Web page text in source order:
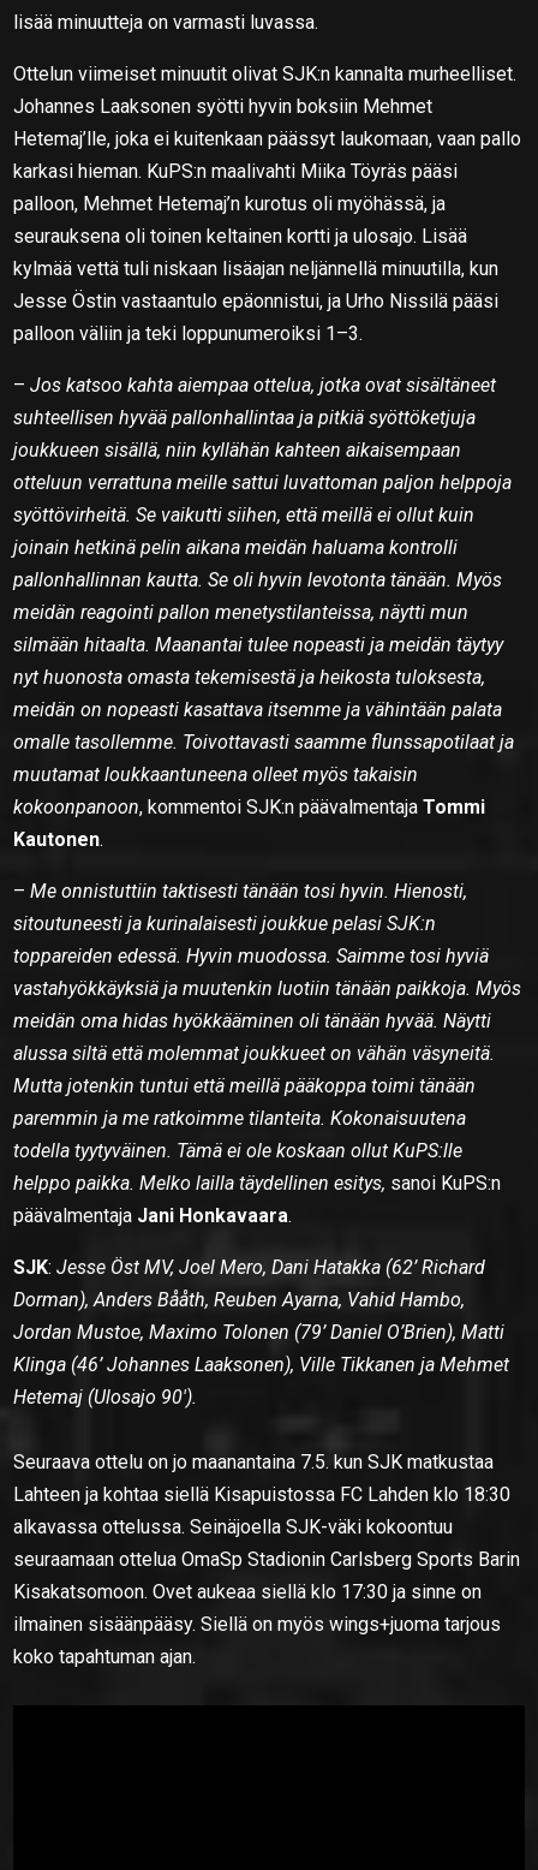
lisää minuutteja on varmasti luvassa.
Ottelun viimeiset minuutit olivat SJK:n kannalta murheelliset.
Johannes Laaksonen syötti hyvin boksiin Mehmet
Hetemaj’lle, joka ei kuitenkaan päässyt laukomaan, vaan pallo
karkasi hieman. KuPS:n maalivahti Miika Töyräs pääsi
palloon, Mehmet Hetemaj’n kurotus oli myöhässä, ja
seurauksena oli toinen keltainen kortti ja ulosajo. Lisää
kylmää vettä tuli niskaan lisäajan neljännellä minuutilla, kun
Jesse Östin vastaantulo epäonnistui, ja Urho Nissilä pääsi
palloon väliin ja teki loppunumeroiksi 1–3.
–Jos katsoo kahta aiempaa ottelua, jotka ovat sisältäneet
suhteellisen hyvää pallonhallintaa ja pitkiä syöttöketjuja
joukkueen sisällä, niin kyllähän kahteen aikaisempaan
otteluun verrattuna meille sattui luvattoman paljon helppoja
syöttövirheitä. Se vaikutti siihen, että meillä ei ollut kuin
joinain hetkinä pelin aikana meidän haluama kontrolli
pallonhallinnan kautta. Se oli hyvin levotonta tänään. Myös
meidän reagointi pallon menetystilanteissa, näytti mun
silmään hitaalta. Maanantai tulee nopeasti ja meidän täytyy
nyt huonosta omasta tekemisestä ja heikosta tuloksesta,
meidän on nopeasti kasattava itsemme ja vähintään palata
omalle tasollemme. Toivottavasti saamme flunssapotilaat ja
muutamat loukkaantuneena olleet myös takaisin
kokoonpanoon, kommentoi SJK:n päävalmentajaTommi
Kautonen.
–Me onnistuttiin taktisesti tänään tosi hyvin. Hienosti,
sitoutuneesti ja kurinalaisesti joukkue pelasi SJK:n
toppareiden edessä. Hyvin muodossa. Saimme tosi hyviä
vastahyökkäyksiä ja muutenkin luotiin tänään paikkoja. Myös
meidän oma hidas hyökkääminen oli tänään hyvää. Näytti
alussa siltä että molemmat joukkueet on vähän väsyneitä.
Mutta jotenkin tuntui että meillä pääkoppa toimi tänään
paremmin ja me ratkoimme tilanteita. Kokonaisuutena
todella tyytyväinen. Tämä ei ole koskaan ollut KuPS:lle
helppo paikka. Melko lailla täydellinen esitys, sanoi KuPS:n
päävalmentaja Jani Honkavaara.
SJK:Jesse Öst MV, Joel Mero, Dani Hatakka (62’ Richard
Dorman), Anders Bååth, Reuben Ayarna, Vahid Hambo,
Jordan Mustoe, Maximo Tolonen (79’ Daniel O’Brien), Matti
Klinga (46’ Johannes Laaksonen), Ville Tikkanen ja Mehmet
Hetemaj (Ulosajo 90′).
Seuraava ottelu on jo maanantaina 7.5. kun SJK matkustaa
Lahteen ja kohtaa siellä Kisapuistossa FC Lahden klo 18:30
alkavassa ottelussa. Seinäjoella SJK-väki kokoontuu
seuraamaan ottelua OmaSp Stadionin Carlsberg Sports Barin
Kisakatsomoon. Ovet aukeaa siellä klo 17:30 ja sinne on
ilmainen sisäänpääsy. Siellä on myös wings+juoma tarjous
koko tapahtuman ajan.